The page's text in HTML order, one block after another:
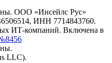
ООО «Инсейлс Рус»
ИНН 7714843760.
ИТ-компаний. Включена в
LLC).